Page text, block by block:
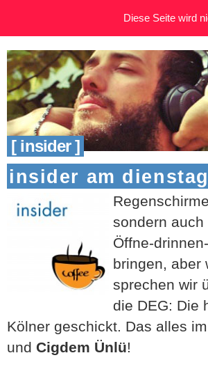
[ insider ]
insider am
sondern
Öffne-
bringen, aber
sprechen wir
die DEG: Die
Kölner geschickt. Das alles
und Cigdem Ünlü!
Diese Seite wird